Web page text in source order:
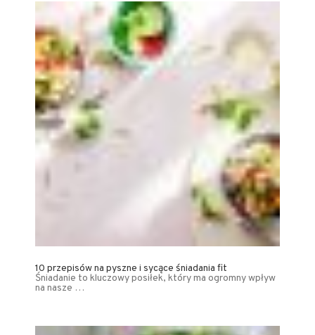
10 przepisów na pyszne i sycące śniadania fit
Śniadanie to kluczowy posiłek, który ma ogromny wpływ
na nasze …